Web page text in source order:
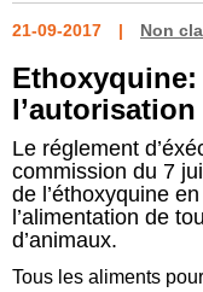
21-09-2017 Non
l’autorisation
Le réglement
commission du 7
de l’éthoxyquine
l’alimentation de
d’animaux.
Tous les aliments